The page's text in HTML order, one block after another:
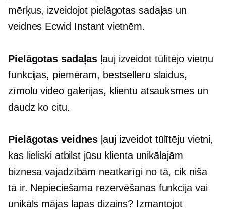
mērķus, izveidojot pielāgotas sadaļas un
veidnes Ecwid Instant vietnēm.
Pielāgotas sadaļas ļauj izveidot tūlītējo vietņu
funkcijas, piemēram, bestselleru slaidus,
zīmolu video galerijas, klientu atsauksmes un
daudz ko citu.
Pielāgotas veidnes ļauj izveidot tūlītēju vietni,
kas lieliski atbilst jūsu klienta unikālajām
biznesa vajadzībām neatkarīgi no tā, cik niša
tā ir. Nepieciešama rezervēšanas funkcija vai
unikāls mājas lapas dizains? Izmantojot